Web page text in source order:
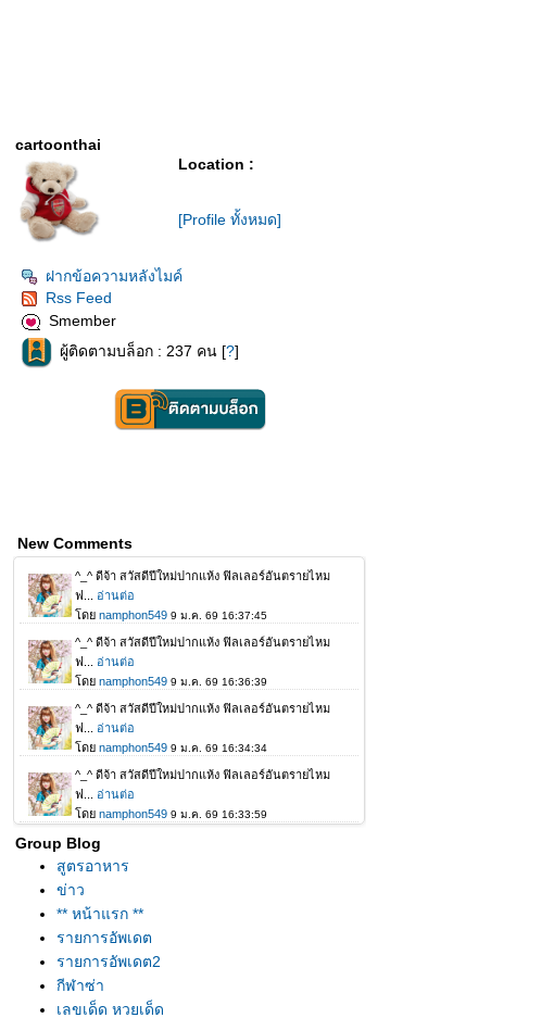
cartoonthai
Location :
[Profile ทั้งหมด]
ฝากข้อความหลังไมค์
Rss Feed
Smember
ผู้ติดตามบล็อก : 237 คน [?]
New Comments
Group Blog
สูตรอาหาร
ข่าว
** หน้าแรก **
รายการอัพเดต
รายการอัพเดต2
กีฬาซ่า
เลขเด็ด หวยเด็ด